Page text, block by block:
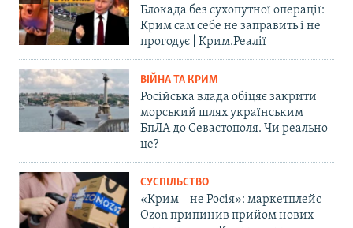
Блокада без сухопутної операції:
Крим сам себе не заправить і не
прогодує | Крим.Реалії
ВІЙНА ТА КРИМ
Російська влада обіцяє закрити
морський шлях українським
БпЛА до Севастополя. Чи реально
це?
СУСПІЛЬСТВО
«Крим – не Росія»: маркетплейс
Ozon припинив прийом нових